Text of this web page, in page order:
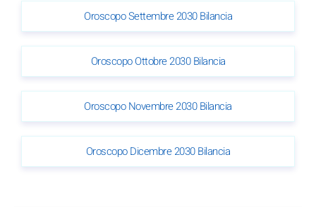
Oroscopo Settembre 2030 Bilancia
Oroscopo Ottobre 2030 Bilancia
Oroscopo Novembre 2030 Bilancia
Oroscopo Dicembre 2030 Bilancia